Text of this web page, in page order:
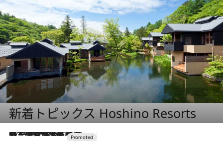
新着トピックス Hoshino Resorts
2026.8.7
【トンボの足水浴】ヒノキの香りに包まれて涼感マックス！約13℃の湧水かけ流しを避暑地「星野温泉 トンボの湯」で体験